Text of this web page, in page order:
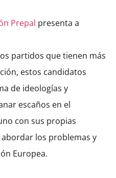
Prepal presenta a
partidos que tienen más
estos candidatos
de ideologías y
escaños en el
con sus propias
los problemas y
Europea.